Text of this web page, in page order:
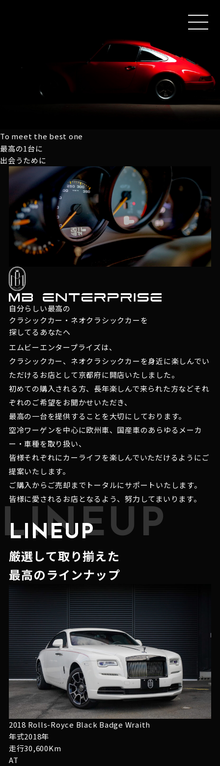
MEN
To meet the best one
最高の1台に
出会うために
自分らしい最高の
クラシックカー・ネオクラシックカーを
探してるあなたへ
エムビーエンタープライズは、
クラシックカー、ネオクラシックカーを身近に楽しんでい
ただけるお店として京都府に開店いたしました。
初めての購入される方、長年楽しんで来られた方などそれ
ぞれのご希望をお聞かせいただき、
最高の一台を提供することを大切にしております。
空冷ワーゲンを中心に欧州車、国産車のあらゆるメーカ
ー・車種を取り扱い、
皆様それぞれにカーライフを楽しんでいただけるようにご
提案いたします。
ご購入からご売却までトータルにサポートいたします。
皆様に愛されるお店となるよう、努力してまいります。
LINEUP
LINEUP
厳選して取り揃えた
最高のラインナップ
2018 Rolls-Royce Black Badge Wraith
年式2018年
走行30,600Km
AT